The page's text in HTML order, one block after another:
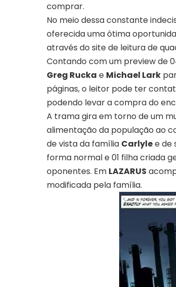
comprar.
No meio dessa constante
oferecida uma ótima
através do site de leitura de
Contando com um preview de
Greg Rucka e Michael Lark
páginas, o leitor pode ter
podendo levar a compra do
A trama gira em torno de um
alimentação da população ao
de vista da família Carlylee de
forma normal e 01 filha criada
oponentes. Em LAZARUS
modificada pela família.